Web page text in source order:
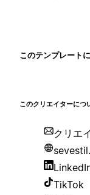
このテンプレート
このクリエイターにつ
クリエ
TikTok